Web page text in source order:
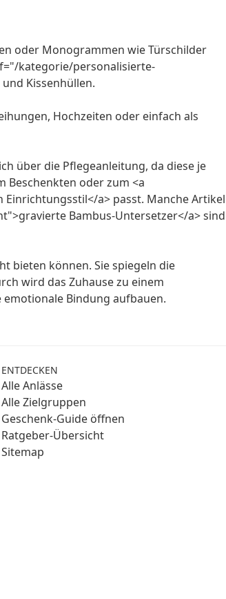
oder Monogrammen wie Türschilder
kategorie/personalisierte-
Kissenhüllen.
Hochzeiten oder einfach als
über die Pflegeanleitung, da diese je
Beschenkten oder zum <a
a> passt. Manche Artikel
Bambus-Untersetzer</a> sind
bieten können. Sie spiegeln die
wird das Zuhause zu einem
Bindung aufbauen.
ENTDECKEN
Alle Anlässe
Alle Zielgruppen
Geschenk-Guide öffnen
Ratgeber-Übersicht
Sitemap